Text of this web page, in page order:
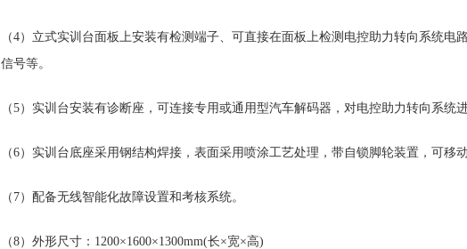
（4）立式实训台面板上安装有检测端子、可直接在面板上检测电控助力转向系统电
信号等。
（5）实训台安装有诊断座，可连接专用或通用型汽车解码器，对电控助力转向系统
（6）实训台底座采用钢结构焊接，表面采用喷涂工艺处理，带自锁脚轮装置，可移动
（7）配备无线智能化故障设置和考核系统。
（8）外形尺寸：1200×1600×1300mm(长×宽×高)